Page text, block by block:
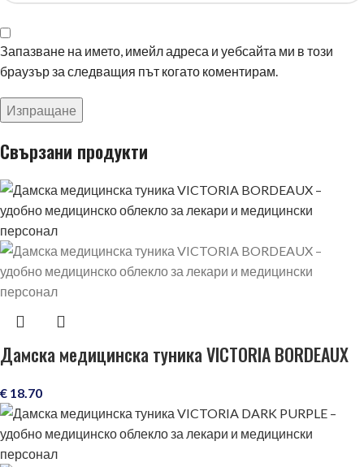
Запазване на името, имейл адреса и уебсайта ми в този
браузър за следващия път когато коментирам.
Свързани продукти
Дамска медицинска туника VICTORIA BORDEAUX
€ 18.70